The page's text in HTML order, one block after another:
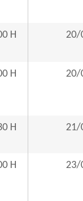
H 20/
H 20/
H 21/
H 23/